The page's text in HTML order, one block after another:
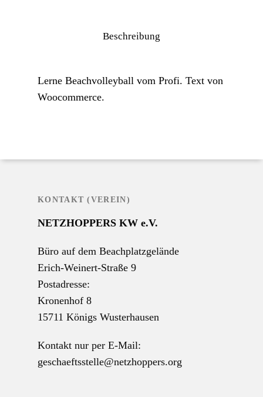
Beschreibung
Lerne Beachvolleyball vom Profi. Text von
Woocommerce.
KONTAKT (VEREIN)
NETZHOPPERS KW e.V.
Büro auf dem Beachplatzgelände
Erich-Weinert-Straße 9
Postadresse:
Kronenhof 8
15711 Königs Wusterhausen
Kontakt nur per E-Mail:
geschaeftsstelle@netzhoppers.org